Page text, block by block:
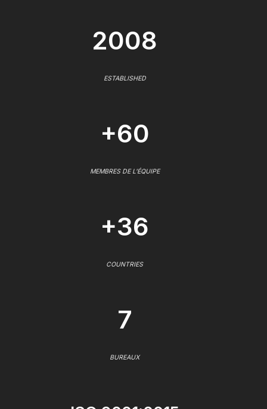
2008
ESTABLISHED
+60
MEMBRES DE L'ÉQUIPE
+36
COUNTRIES
7
BUREAUX